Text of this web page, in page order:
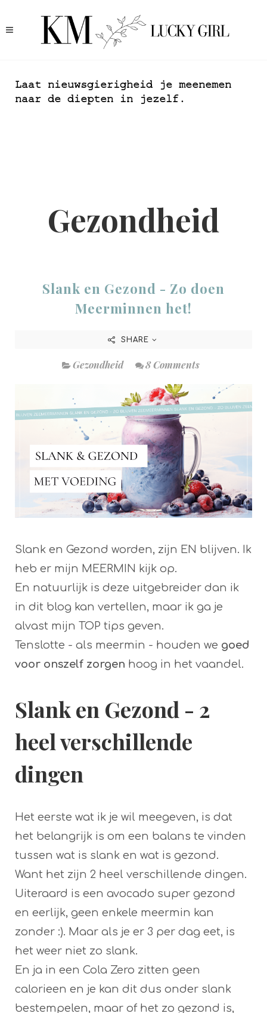
Laat nieuwsgierigheid je meenemen
naar de diepten in jezelf.
Gezondheid
Slank en Gezond - Zo doen
Meerminnen het!
SHARE
Gezondheid 8 Comments
Slank en Gezond worden, zijn EN blijven. Ik
heb er mijn MEERMIN kijk op.
En natuurlijk is deze uitgebreider dan ik
in dit blog kan vertellen, maar ik ga je
alvast mijn TOP tips geven.
Tenslotte - als meermin - houden we goed
voor onszelf zorgen hoog in het vaandel.
Slank en Gezond - 2
heel verschillende
dingen
Het eerste wat ik je wil meegeven, is dat
het belangrijk is om een balans te vinden
tussen wat is slank en wat is gezond.
Want het zijn 2 heel verschillende dingen.
Uiteraard is een avocado super gezond
en eerlijk, geen enkele meermin kan
zonder :). Maar als je er 3 per dag eet, is
het weer niet zo slank.
En ja in een Cola Zero zitten geen
calorieen en je kan dit dus onder slank
bestempelen, maar of het zo gezond is,